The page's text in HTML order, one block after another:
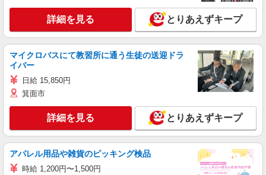
詳細を見る とりあえずキープ
マイクロバスにて教習所に通う生徒の送迎ドラ
イバー
日給 15,850円
箕面市
詳細を見る とりあえずキープ
アパレル用品や雑貨のピッキング検品
時給 1,200円〜1,500円